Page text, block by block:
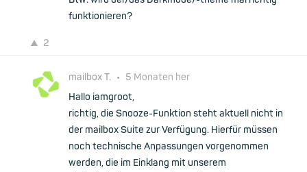
funktionieren?
2
mailbox T. • 5 Monaten her
Hallo iamgroot,
richtig, die Snooze-Funktion steht aktuell nicht in
der mailbox Suite zur Verfügung. Hierfür müssen
noch technische Anpassungen vorgenommen
werden, die im Einklang mit unserem